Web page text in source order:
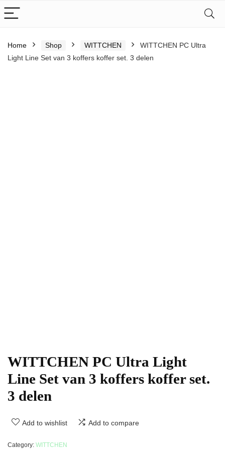
Home Shop WITTCHEN
WITTCHEN PC Ultra
Light Line Set van 3 koffers koffer set. 3 delen
WITTCHEN PC Ultra Light
Line Set van 3 koffers koffer set.
3 delen
Add to wishlist Add to compare
Category: WITTCHEN